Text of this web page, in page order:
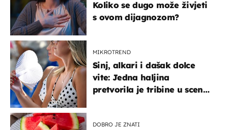
Koliko se dugo može živjeti
s ovom dijagnozom?
MIKROTREND
Sinj, alkari i dašak dolce
vite: Jedna haljina
pretvorila je tribine u scenu
DOBRO JE ZNATI